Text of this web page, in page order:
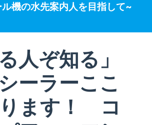
機の水先案内人を目指して~
人ぞ知る」
ーラーここ
ます！ コ